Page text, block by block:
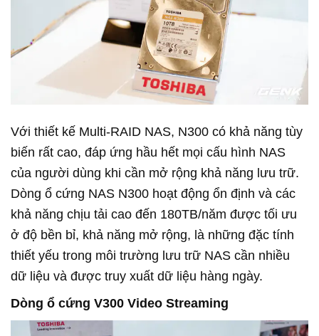
Với thiết kế Multi-RAID NAS, N300 có khả năng tùy
biến rất cao, đáp ứng hầu hết mọi cấu hình NAS
của người dùng khi cần mở rộng khả năng lưu trữ.
Dòng ổ cứng NAS N300 hoạt động ổn định và các
khả năng chịu tải cao đến 180TB/năm được tối ưu
ở độ bền bỉ, khả năng mở rộng, là những đặc tính
thiết yếu trong môi trường lưu trữ NAS cần nhiều
dữ liệu và được truy xuất dữ liệu hàng ngày.
Dòng ổ cứng V300 Video Streaming